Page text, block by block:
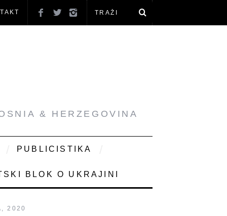
& HERZEGOVINA
PUBLICISTIKA
BLOK O UKRAJINI
2020